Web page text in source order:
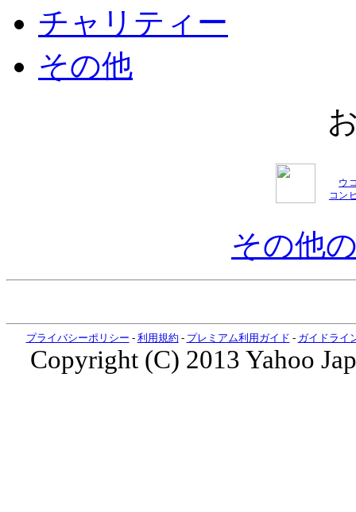
チャリティー
その他
ウ
コン
その他
プライバシーポリシー - 利用規約 - プレミアム利用ガイド - ガイドライ
Copyright (C) 2013 Yahoo